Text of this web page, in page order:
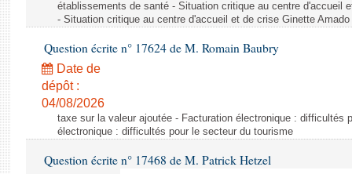
établissements de santé - Situation critique au centre d'accueil
- Situation critique au centre d'accueil et de crise Ginette Amado
Question écrite n° 17624 de M. Romain Baubry
Date de
dépôt :
04/08/2026
taxe sur la valeur ajoutée - Facturation électronique : difficultés
électronique : difficultés pour le secteur du tourisme
Question écrite n° 17468 de M. Patrick Hetzel